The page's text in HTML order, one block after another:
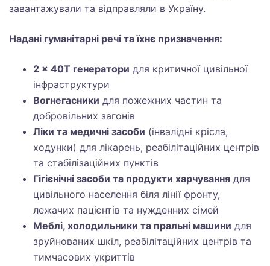
завантажували та відправляли в Україну.
Надані гуманітарні речі та їхнє призначення:
2 x 40T генератори для критичної цивільної
інфраструктури
Вогнегасники для пожежних частин та
добровільних загонів
Ліки та медичні засоби (інвалідні крісла,
ходунки) для лікарень, реабілітаційних центрів
та стабілізаційних пунктів
Гігієнічні засоби та продукти харчування для
цивільного населення біля лінії фронту,
лежачих пацієнтів та нужденних сімей
Меблі, холодильники та пральні машини для
зруйнованих шкіл, реабілітаційних центрів та
тимчасових укриттів